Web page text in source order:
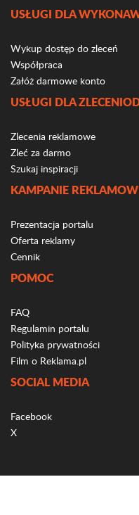
USŁUGI DLA
Wykup dostęp do zleceń
Współpraca
Załóż darmowe konto
USŁUGI DLA
Zlecenia reklamowe
Zleć za darmo
Szukaj inspiracji
KAMPANIE
Prezentacja portalu
Oferta reklamy
Cennik
POMOC
FAQ
Regulamin portalu
Polityka prywatności
Film o Reklama.pl
SOCIAL MEDIA
Facebook
X